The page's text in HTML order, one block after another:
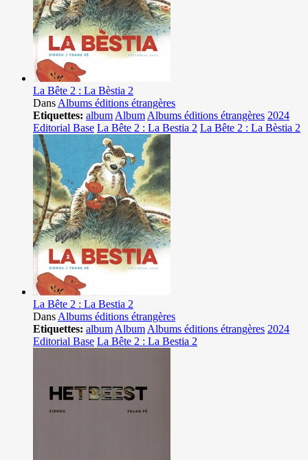
La Bête 2 : La Bèstia 2
Dans Albums éditions étrangères
Etiquettes: album Album Albums éditions étrangères 2024
Editorial Base La Bête 2 : La Bestia 2 La Bête 2 : La Bèstia 2
La Bête 2 : La Bestia 2
Dans Albums éditions étrangères
Etiquettes: album Album Albums éditions étrangères 2024
Editorial Base La Bête 2 : La Bestia 2